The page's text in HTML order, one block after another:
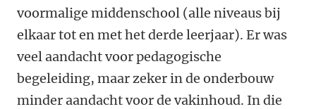
voormalige middenschool (alle niveaus bij
elkaar tot en met het derde leerjaar). Er was
veel aandacht voor pedagogische
begeleiding, maar zeker in de onderbouw
minder aandacht voor de vakinhoud. In die